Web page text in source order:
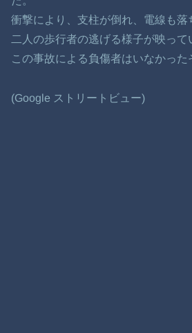
衝撃により、支柱が倒れ、電線も落
二人の歩行者の逃げる様子が映って
この事故による負傷者はいなかった
(Google ストリートビュー)